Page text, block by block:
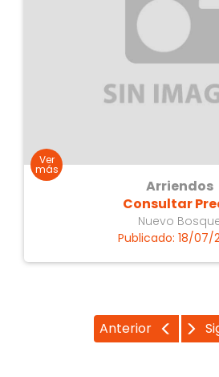
Arriendos
Consultar
Nuevo
Publicado: 18/07/
Anterior